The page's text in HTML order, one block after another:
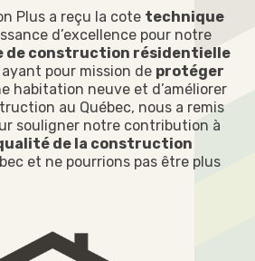
Plus a reçu la cote technique
d’excellence pour notre
de construction résidentielle
ayant pour mission de protéger
habitation neuve et d’améliorer
au Québec, nous a remis
souligner notre contribution à
de la construction
et ne pourrions pas être plus